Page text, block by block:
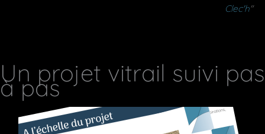
Clec'h"
Un projet vitrail suivi pas
à pas